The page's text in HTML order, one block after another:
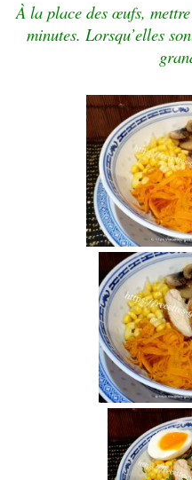
À la place des œufs,
minutes. Lorsqu’elles